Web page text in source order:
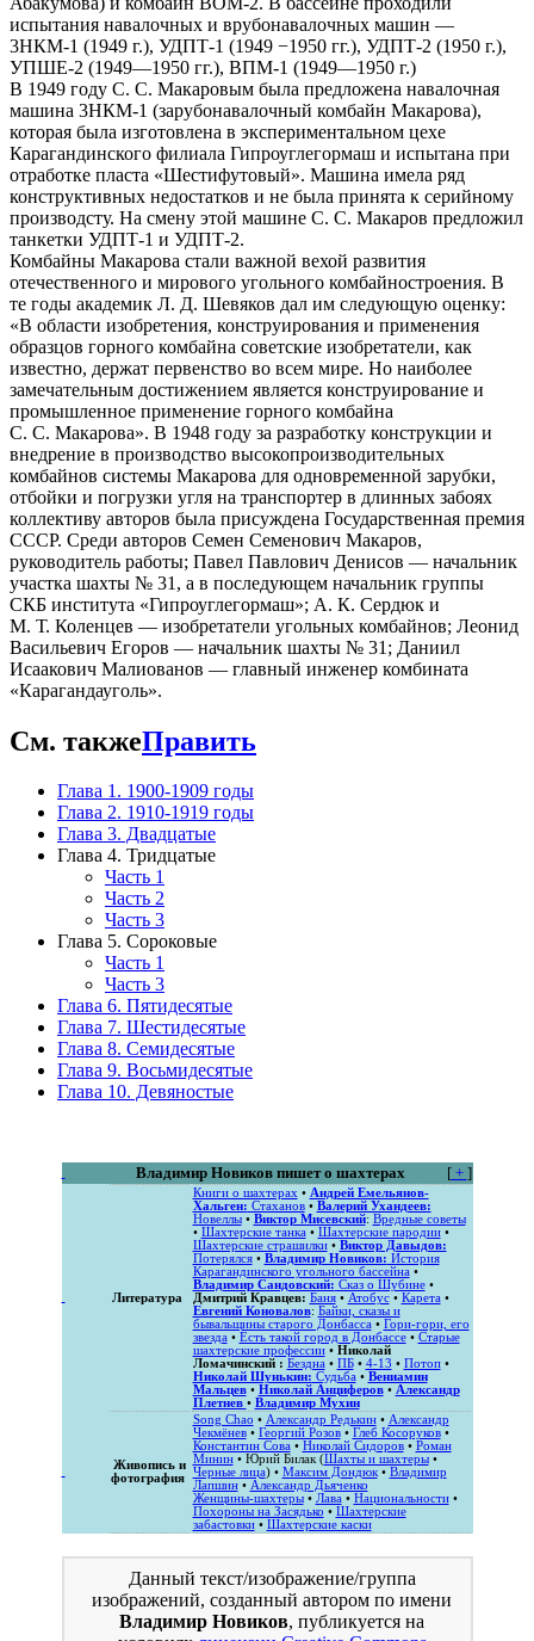
испытания навалочных и врубонавалочных машин —
3НКМ-1 (1949 г.), УДПТ-1 (1949 −1950 гг.), УДПТ-2 (1950 г.),
УПШЕ-2 (1949—1950 гг.), ВПМ-1 (1949—1950 г.)
В 1949 году С. С. Макаровым была предложена навалочная
машина 3НКМ-1 (зарубонавалочный комбайн Макарова),
которая была изготовлена в экспериментальном цехе
Карагандинского филиала Гипроуглегормаш и испытана при
отработке пласта «Шестифутовый». Машина имела ряд
конструктивных недостатков и не была принята к серийному
производсту. На смену этой машине С. С. Макаров предложил
танкетки УДПТ-1 и УДПТ-2.
Комбайны Макарова стали важной вехой развития
отечественного и мирового угольного комбайностроения. В
те годы академик Л. Д. Шевяков дал им следующую оценку:
«В области изобретения, конструирования и применения
образцов горного комбайна советские изобретатели, как
известно, держат первенство во всем мире. Но наиболее
замечательным достижением является конструирование и
промышленное применение горного комбайна
С. С. Макарова». В 1948 году за разработку конструкции и
внедрение в производство высокопроизводительных
комбайнов системы Макарова для одновременной зарубки,
отбойки и погрузки угля на транспортер в длинных забоях
коллективу авторов была присуждена Государственная премия
СССР. Среди авторов Семен Семенович Макаров,
руководитель работы; Павел Павлович Денисов — начальник
участка шахты № 31, а в последующем начальник группы
СКБ института «Гипроуглегормаш»; А. К. Сердюк и
М. Т. Коленцев — изобретатели угольных комбайнов; Леонид
Васильевич Егоров — начальник шахты № 31; Даниил
Исаакович Малиованов — главный инженер комбината
«Карагандауголь».
См. такжеПравить
Глава 1. 1900-1909 годы
Глава 2. 1910-1919 годы
Глава 3. Двадцатые
Глава 4. Тридцатые
Часть 1
Часть 2
Часть 3
Глава 5. Сороковые
Часть 1
Часть 3
Глава 6. Пятидесятые
Глава 7. Шестидесятые
Глава 8. Семидесятые
Глава 9. Восьмидесятые
Глава 10. Девяностые
[+ ]
Владимир Новиков пишет о шахтерах
Литература
Книги о шахтерах• Андрей Емельянов-
Хальген: Стаханов• Валерий Ухандеев:
Новеллы• Виктор Мисевский: Вредные советы
• Шахтерские танка• Шахтерские пародии•
Шахтерские страшилки• Виктор Давыдов:
Потерялся• Владимир Новиков: История
Карагандинского угольного бассейна•
Владимир Сандовский: Сказ о Шубине•
Дмитрий Кравцев: Баня• Атобус• Карета•
Евгений Коновалов: Байки, сказы и
бывальщины старого Донбасса• Гори-гори, его
звезда• Есть такой город в Донбассе• Старые
шахтерские профессии• Николай
Ломачинский : Бездна• ПБ• 4-13 • Потоп•
Николай Шунькин: Судьба• Вениамин
Мальцев• Николай Анциферов• Александр
Плетнев • Владимир Мухин
Живопись и
фотография
Song Chao • Александр Редькин• Александр
Чекмёнев• Георгий Розов• Глеб Косоруков•
Константин Сова• Николай Сидоров• Роман
Минин• Юрий Билак (Шахты и шахтеры•
Черные лица) • Максим Дондюк• Владимир
Лапшин• Александр Дьяченко
Женщины-шахтеры• Лава• Национальности•
Похороны на Засядько • Шахтерские
забастовки• Шахтерские каски
Данный текст/изображение/группа
изображений, созданный автором по имени
Владимир Новиков, публикуется на